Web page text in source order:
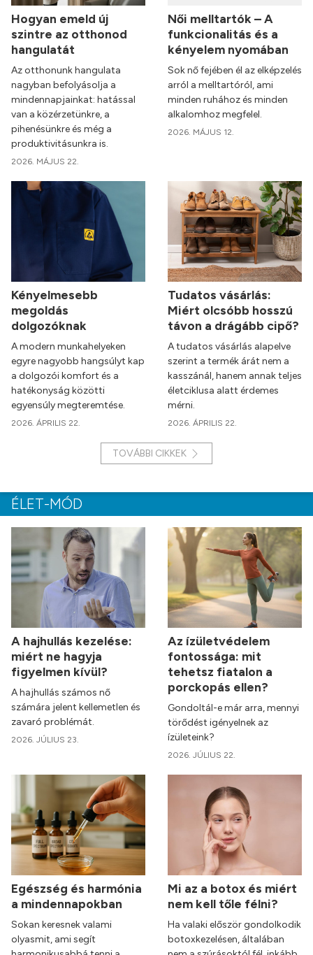
Hogyan emeld új
szintre az otthonod
hangulatát
Az otthonunk hangulata
nagyban befolyásolja a
mindennapjainkat: hatással
van a közérzetünkre, a
pihenésünkre és még a
produktivitásunkra is.
2026. MÁJUS 22.
Női melltartók – A
funkcionalitás és a
kényelem nyomában
Sok nő fejében él az elképzelés
arról a melltartóról, ami
minden ruhához és minden
alkalomhoz megfelel.
2026. MÁJUS 12.
Kényelmesebb
megoldás
dolgozóknak
A modern munkahelyeken
egyre nagyobb hangsúlyt kap
a dolgozói komfort és a
hatékonyság közötti
egyensúly megteremtése.
2026. ÁPRILIS 22.
Tudatos vásárlás:
Miért olcsóbb hosszú
távon a drágább cipő?
A tudatos vásárlás alapelve
szerint a termék árát nem a
kasszánál, hanem annak teljes
életciklusa alatt érdemes
mérni.
2026. ÁPRILIS 22.
TOVÁBBI CIKKEK
ÉLET-MÓD
A hajhullás kezelése:
miért ne hagyja
figyelmen kívül?
A hajhullás számos nő
számára jelent kellemetlen és
zavaró problémát.
2026. JÚLIUS 23.
Az ízületvédelem
fontossága: mit
tehetsz fiatalon a
porckopás ellen?
Gondoltál-e már arra, mennyi
törődést igényelnek az
ízületeink?
2026. JÚLIUS 22.
Egészség és harmónia
a mindennapokban
Sokan keresnek valami
olyasmit, ami segít
Mi az a botox és miért
nem kell tőle félni?
Ha valaki először gondolkodik
botoxkezelésen, általában